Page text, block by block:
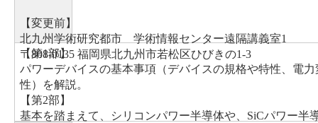
【変更前】
北九州学術研究都市 学術情報センター遠隔講義室1
〒808-0135 福岡県北九州市若松区ひびきの1-3
【第1部】
パワーデバイスの基本事項（デバイスの規格や特性、電
性）を解説。
【第2部】
基本を踏まえて、シリコンパワー半導体や、SiCパワー半